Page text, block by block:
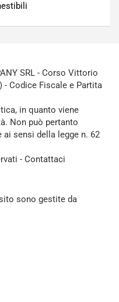
SRL - Corso Vittorio
- Codice Fiscale e Partita
in quanto viene
Non può pertanto
sensi della legge n. 62
- Contattaci
sono gestite da